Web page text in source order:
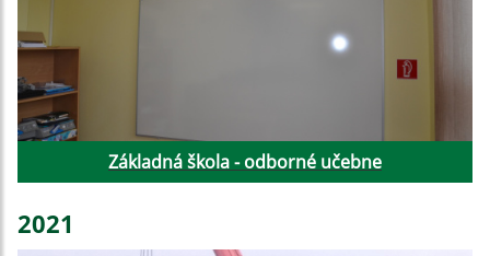
Základná škola - odborné učebne
2021